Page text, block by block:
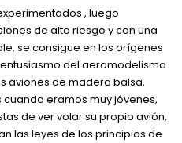
, luego
de alto riesgo y con una
se consigue en los orígenes
del aeromodelismo
aviones de madera balsa,
eramos muy jóvenes,
de ver volar su propio avión,
las leyes de los principios de